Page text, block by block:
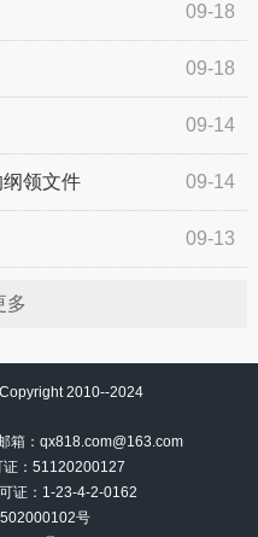
09-18
09-18
09-14
09-14
领文件
09-13
多
2010--2024
箱：qx818.com@163.com
证：51120200127
证： 1-23-4-2-0162
号